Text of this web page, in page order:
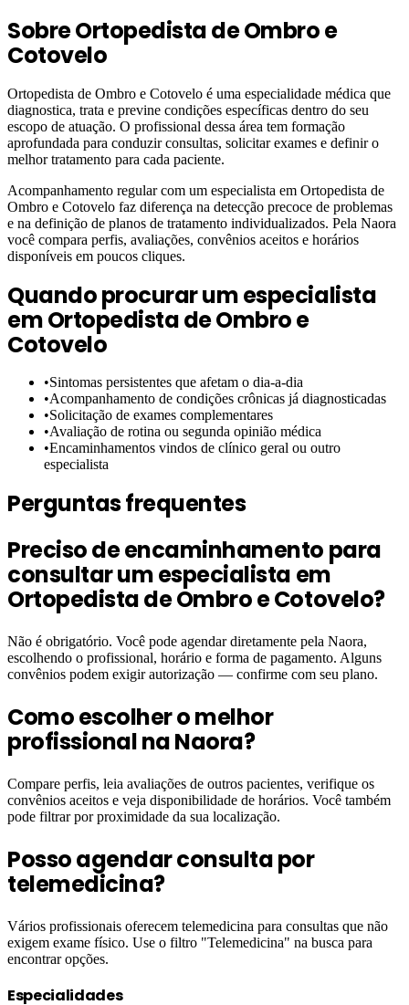
SobreOrtopedista de Ombro e
Cotovelo
Ortopedista de Ombro e Cotovelo é uma especialidade médica que
diagnostica, trata e previne condições específicas dentro do seu
escopo de atuação. O profissional dessa área tem formação
aprofundada para conduzir consultas, solicitar exames e definir o
melhor tratamento para cada paciente.
Acompanhamento regular com um especialista em Ortopedista de
Ombro e Cotovelo faz diferença na detecção precoce de problemas
e na definição de planos de tratamento individualizados. Pela Naora
você compara perfis, avaliações, convênios aceitos e horários
disponíveis em poucos cliques.
Quando procurar um especialista
emOrtopedista de Ombro e
Cotovelo
•Sintomas persistentes que afetam o dia-a-dia
•Acompanhamento de condições crônicas já diagnosticadas
•Solicitação de exames complementares
•Avaliação de rotina ou segunda opinião médica
•Encaminhamentos vindos de clínico geral ou outro
especialista
Perguntas frequentes
Preciso de encaminhamento para
consultar um especialista em
Ortopedista de Ombro e Cotovelo?
Não é obrigatório. Você pode agendar diretamente pela Naora,
escolhendo o profissional, horário e forma de pagamento. Alguns
convênios podem exigir autorização — confirme com seu plano.
Como escolher o melhor
profissional na Naora?
Compare perfis, leia avaliações de outros pacientes, verifique os
convênios aceitos e veja disponibilidade de horários. Você também
pode filtrar por proximidade da sua localização.
Posso agendar consulta por
telemedicina?
Vários profissionais oferecem telemedicina para consultas que não
exigem exame físico. Use o filtro "Telemedicina" na busca para
encontrar opções.
Especialidades